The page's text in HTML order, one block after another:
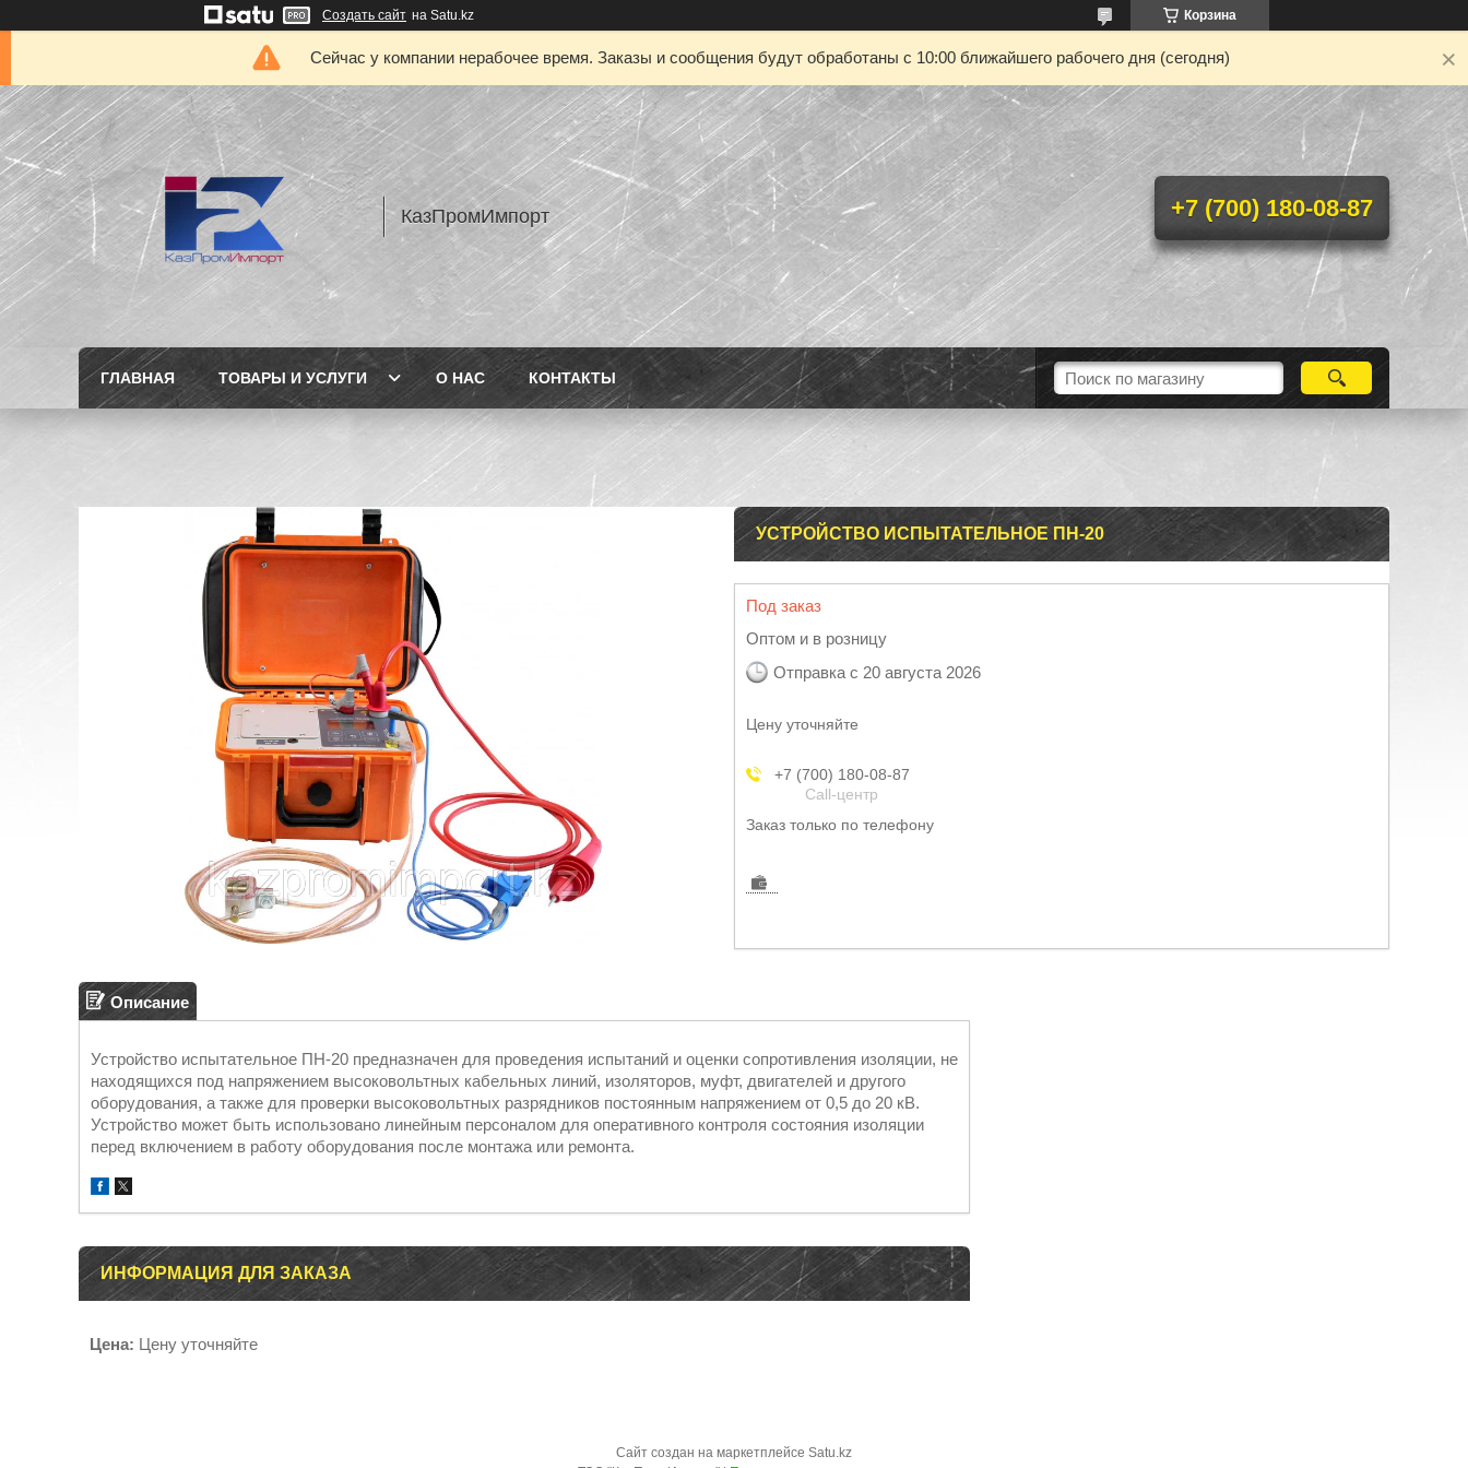
Создать сайт на Satu.kz Корзина
Сейчас у компании нерабочее время. Заказы и сообщения будут обработаны с 10:00 ближайшего рабочего дня (сегодня)
КазПромИмпорт +7 (700) 180-08-87
ГЛАВНАЯ ТОВАРЫ И УСЛУГИ О НАС КОНТАКТЫ
УСТРОЙСТВО ИСПЫТАТЕЛЬНОЕ ПН-20
Под заказ
Оптом и в розницу
Отправка с 20 августа 2026
Цену уточняйте
+7 (700) 180-08-87
Call-центр
Заказ только по телефону
Описание
Устройство испытательное ПН-20 предназначен для проведения испытаний и оценки сопротивления изоляции, не
находящихся под напряжением высоковольтных кабельных линий, изоляторов, муфт, двигателей и другого
оборудования, а также для проверки высоковольтных разрядников постоянным напряжением от 0,5 до 20 кВ.
Устройство может быть использовано линейным персоналом для оперативного контроля состояния изоляции
перед включением в работу оборудования после монтажа или ремонта.
ИНФОРМАЦИЯ ДЛЯ ЗАКАЗА
Цена: Цену уточняйте
Сайт создан на маркетплейсе Satu.kz